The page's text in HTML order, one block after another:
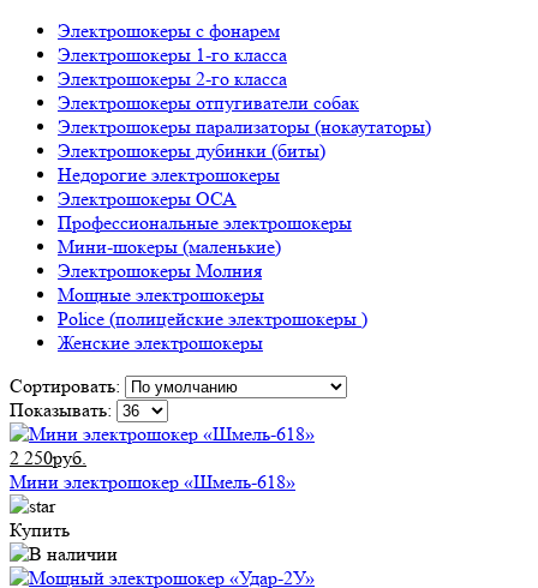
Электрошокеры с фонарем
Электрошокеры 1-го класса
Электрошокеры 2-го класса
Электрошокеры отпугиватели собак
Электрошокеры парализаторы (нокаутаторы)
Электрошокеры дубинки (биты)
Недорогие электрошокеры
Электрошокеры ОСА
Профессиональные электрошокеры
Мини-шокеры (маленькие)
Электрошокеры Молния
Мощные электрошокеры
Police (полицейские электрошокеры )
Женские электрошокеры
Сортировать:
Показывать:
2 250руб.
Мини электрошокер «Шмель-618»
Купить